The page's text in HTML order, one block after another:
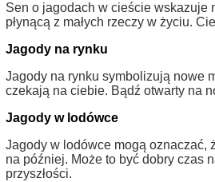
Sen o jagodach w cieście wskazuje
płynącą z małych rzeczy w życiu.
Jagody na rynku
Jagody na rynku symbolizują nowe
czekają na ciebie. Bądź otwarty na
Jagody w lodówce
Jagody w lodówce mogą oznaczać,
na później. Może to być dobry czas
przyszłości.